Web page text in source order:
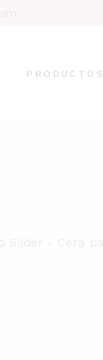
PRODUCTOS